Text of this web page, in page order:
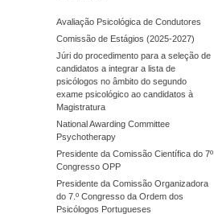
Avaliação Psicológica de Condutores
Comissão de Estágios (2025-2027)
Júri do procedimento para a seleção de
candidatos a integrar a lista de
psicólogos no âmbito do segundo
exame psicológico ao candidatos à
Magistratura
National Awarding Committee
Psychotherapy
Presidente da Comissão Científica do 7º
Congresso OPP
Presidente da Comissão Organizadora
do 7.º Congresso da Ordem dos
Psicólogos Portugueses